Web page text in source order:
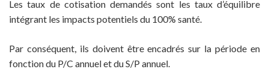
Les taux de cotisation demandés sont les taux d’équilibre
intégrant les impacts potentiels du 100% santé.
Par conséquent, ils doivent être encadrés sur la période en
fonction du P/C annuel et du S/P annuel.